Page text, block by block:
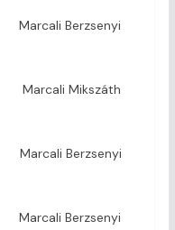
Berzsenyi
Mikszáth
Berzsenyi
Berzsenyi